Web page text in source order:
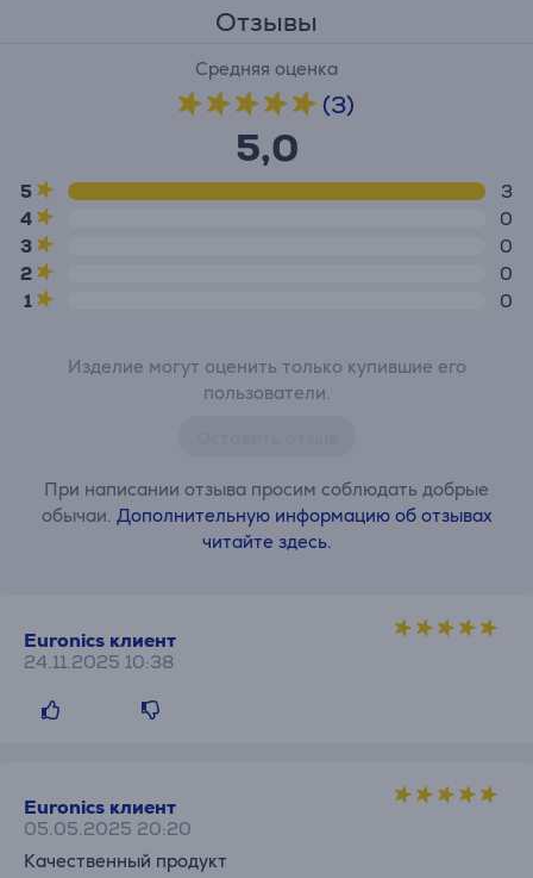
Отзывы
Средняя оценка
(3)
5,0
5
3
4
0
3
0
2
0
1
0
Изделие могут оценить только купившие его
пользователи.
При написании отзыва просим соблюдать добрые
обычаи. Дополнительную информацию об отзывах
читайте здесь.
Euronics клиент
24.11.2025 10:38
Euronics клиент
05.05.2025 20:20
Качественный продукт